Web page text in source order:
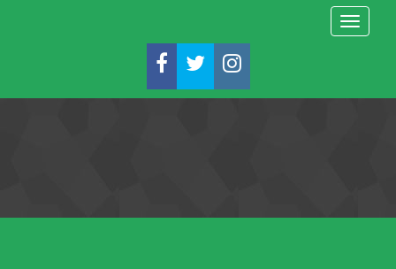
Toggle
FACEBOOKTWITTERINSTAGRAM